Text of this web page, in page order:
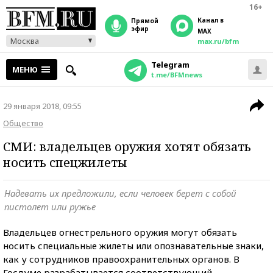
16+
Москва
прямой
эфир
Канал в
MAX
max.ru/bfm
МЕНЮ Telegram
t.me/BFMnews
29 января 2018, 09:55
Общество
СМИ: владельцев оружия хотят обязать
носить спецжилеты
Надевать их предложили, если человек берет с собой
пистолет или ружье
Владельцев огнестрельного оружия могут обязать
носить специальные жилеты или опознавательные знаки,
как у сотрудников правоохранительных органов. В